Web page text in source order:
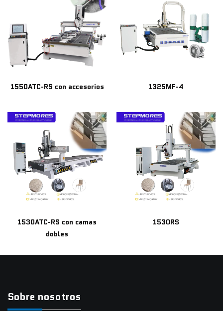
1550ATC-RS con accesorios 1325MF-4
1530ATC-RS con camas
dobles
1530RS
Sobre nosotros